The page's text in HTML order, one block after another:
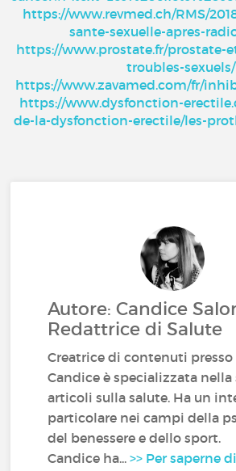
https://www.revmed.ch/RMS/
sante-sexuelle-apres-
https://www.prostate.fr/prostate-
troubles-sexuels/
https://www.zavamed.com/fr/
https://www.dysfonction-
de-la-dysfonction-erectile/les-
Autore: Candice
Redattrice di Salute
Creatrice di contenuti presso
Candice è specializzata
articoli sulla salute. Ha un
particolare nei campi della
del benessere e dello sport.
Candice ha...>> Per saperne